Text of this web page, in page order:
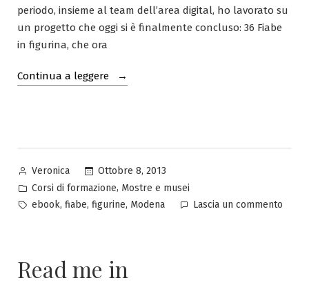
periodo, insieme al team dell’area digital, ho lavorato su
un progetto che oggi si è finalmente concluso: 36 Fiabe
in figurina, che ora
Continua a leggere
“Fiabe
Pubblicato
da
Veronica
Ottobre 8, 2013
Pubblicato
in
Corsi di formazione, Mostre e musei
Tag:
ebook, fiabe, figurine, Modena Lascia un commento
Read me in